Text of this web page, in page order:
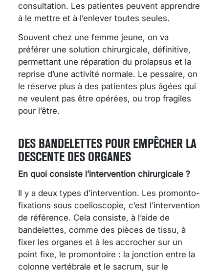
consultation. Les patientes peuvent apprendre
à le mettre et à l’enlever toutes seules.
Souvent chez une femme jeune, on va
préférer une solution chirurgicale, définitive,
permettant une réparation du prolapsus et la
reprise d’une activité normale. Le pessaire, on
le réserve plus à des patientes plus âgées qui
ne veulent pas être opérées, ou trop fragiles
pour l’être.
DES BANDELETTES POUR EMPÊCHER LA
DESCENTE DES ORGANES
En quoi consiste l’intervention chirurgicale ?
Il y a deux types d’intervention. Les promonto-
fixations sous coelioscopie, c’est l’intervention
de référence. Cela consiste, à l’aide de
bandelettes, comme des pièces de tissu, à
fixer les organes et à les accrocher sur un
point fixe, le promontoire : la jonction entre la
colonne vertébrale et le sacrum, sur le